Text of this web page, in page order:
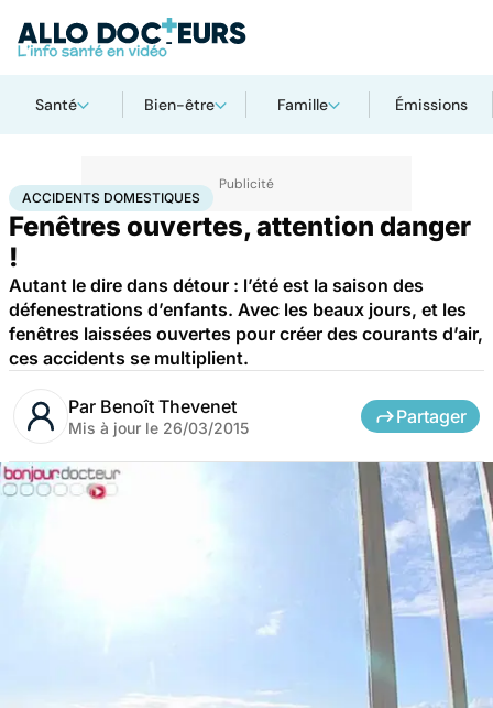
Santé Bien-être Famille Émissions
AccueilSanté Accidents domestiques
ACCIDENTS DOMESTIQUES
Fenêtres ouvertes, attention danger
!
Autant le dire dans détour : l’été est la saison des
défenestrations d’enfants. Avec les beaux jours, et les
fenêtres laissées ouvertes pour créer des courants d’air,
ces accidents se multiplient.
Par Benoît Thevenet
Mis à jour le 26/03/2015
Partager